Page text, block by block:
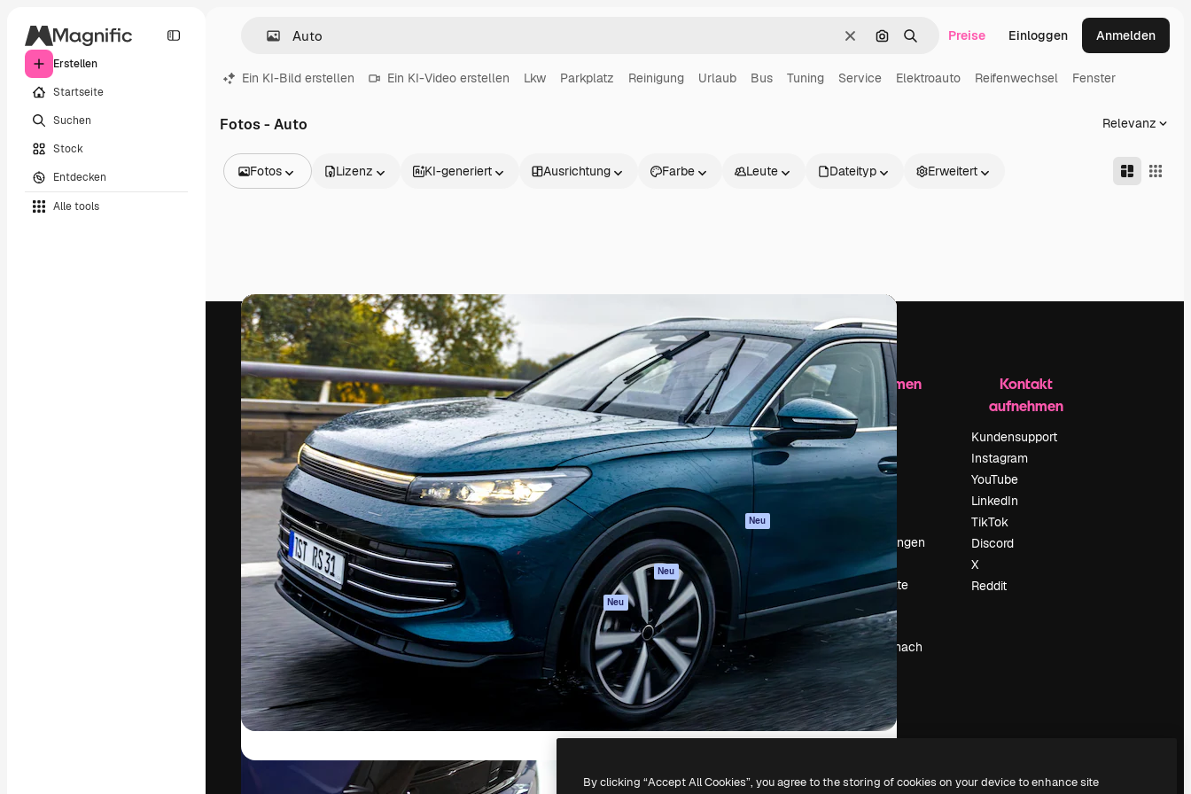
Erstellen
Startseite
Suchen
Stock
Entdecken
Alle tools
LöschenNach Bild suchen
SuchenPreise Einloggen Anmelden
Ein KI-Bild erstellen Ein KI-Video erstellen Lkw Parkplatz Reinigung Urlaub Bus Tuning Service Elektroauto Reifenwechsel Fenster
Fotos - Auto Relevanz
Fotos
Videos
Filmmaterial
Motion Graphics
Videovorlagen
Icons
3D-Modelle
Schriftarten
Lizenz KI-generiert Ausrichtung Farbe Leute Dateityp Erweitert
Die kreative Plattform, um deine beste
Arbeit zu verwirklichen. Mehr als 1 Million
Abonnenten unter Kreativen, Unternehmen,
Agenturen und Studios.
Deutsch
Produkte
Spaces
KI-Assistent
KI-Bildgenerator
KI-Videogenerator
KI-
Stimmengenerator
Stock-Inhalte
MCP für
Claude/ChatGPT
Neu
Agenten Neu
API
Mobile App
Alle Magnific-Tools
Loslegen
Academy
Dokumentation
Support
AGB
Datenschutzerklärung
Originale
Neu
Cookie-Richtlinie
Vertrauenszentrum
Partner
Unternehmen
Unternehmen
Preise
Über uns
Reviews
Karriere
Veranstaltungen
Slidesgo
Deine Inhalte
verkaufen
Pressesaal
Suchst du nach
magnific.ai
Kontakt
aufnehmen
Kundensupport
Instagram
YouTube
LinkedIn
TikTok
Discord
X
Reddit
Copyright © 2010- 2026 Alle Rechte vorbehalten.
By clicking “Accept All Cookies”, you agree to the storing of cookies on your device to enhance site